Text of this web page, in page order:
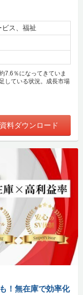
ス、福祉
7.6％になってきていま
している状況。成長市場
資料ダウンロード
！無在庫で効率化